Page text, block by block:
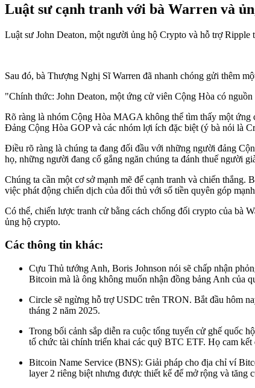
Luật sư cạnh tranh với bà Warren và
Luật sư John Deaton, một người ủng hộ Crypto và hỗ trợ
Sau đó, bà Thượng Nghị Sĩ Warren đã nhanh chóng gửi thêm
"Chính thức: John Deaton, một ứng cử viên Cộng Hòa có
Rõ ràng là nhóm Cộng Hòa MAGA không thể tìm thấy một ứng
Đảng Cộng Hòa GOP và các nhóm lợi ích đặc biệt (ý bà nói là
Điều rõ ràng là chúng ta đang đối đầu với những người đảng
họ, những người đang cố gắng ngăn chúng ta đánh thuế người
Chúng ta cần một cơ sở mạnh mẽ để cạnh tranh và chiến
việc phát động chiến dịch của đối thủ với số tiền quyên góp
Có thể, chiến lược tranh cử bằng cách chống đối crypto của bà
ủng hộ crypto.
Các thông tin khác:
Cựu Thủ tướng Anh, Boris Johnson nói sẽ chấp nhận
Bitcoin mà là ông không muốn nhận đồng bảng Anh của
Circle sẽ ngừng hỗ trợ USDC trên TRON. Bắt đầu hôm
tháng 2 năm 2025.
Trong bối cảnh sắp diễn ra cuộc tổng tuyển cử ghế quốc
tổ chức tài chính triển khai các quỹ BTC ETF. Họ cam kết
Bitcoin Name Service (BNS): Giải pháp cho địa chỉ ví
layer 2 riêng biệt nhưng được thiết kế để mở rộng và